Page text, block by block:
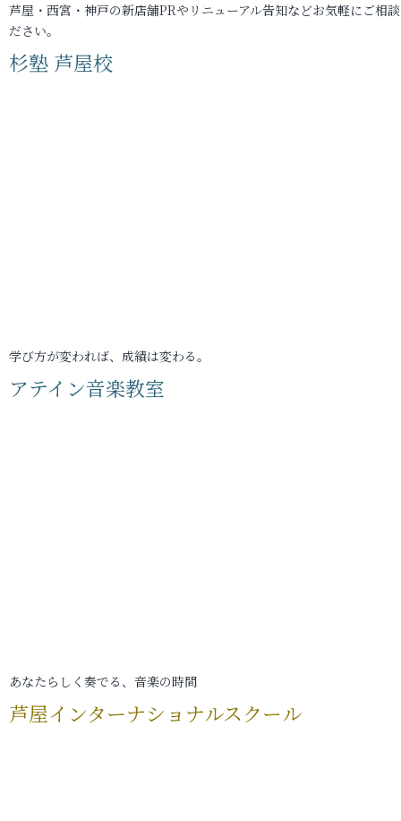
芦屋・西宮・神戸の新店舗PRやリニューアル告知などお気軽にご相
ださい。
杉塾 芦屋校
学び方が変われば、成績は変わる。
アテイン音楽教室
あなたらしく奏でる、音楽の時間
芦屋インターナショナルスクール